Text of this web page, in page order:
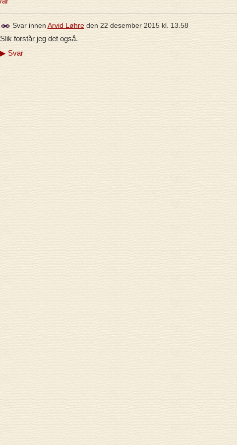
Svar innen Arvid Løhreden 22 desember 2015 kl. 13.58
Slik forstår jeg det også.
▶ Svar